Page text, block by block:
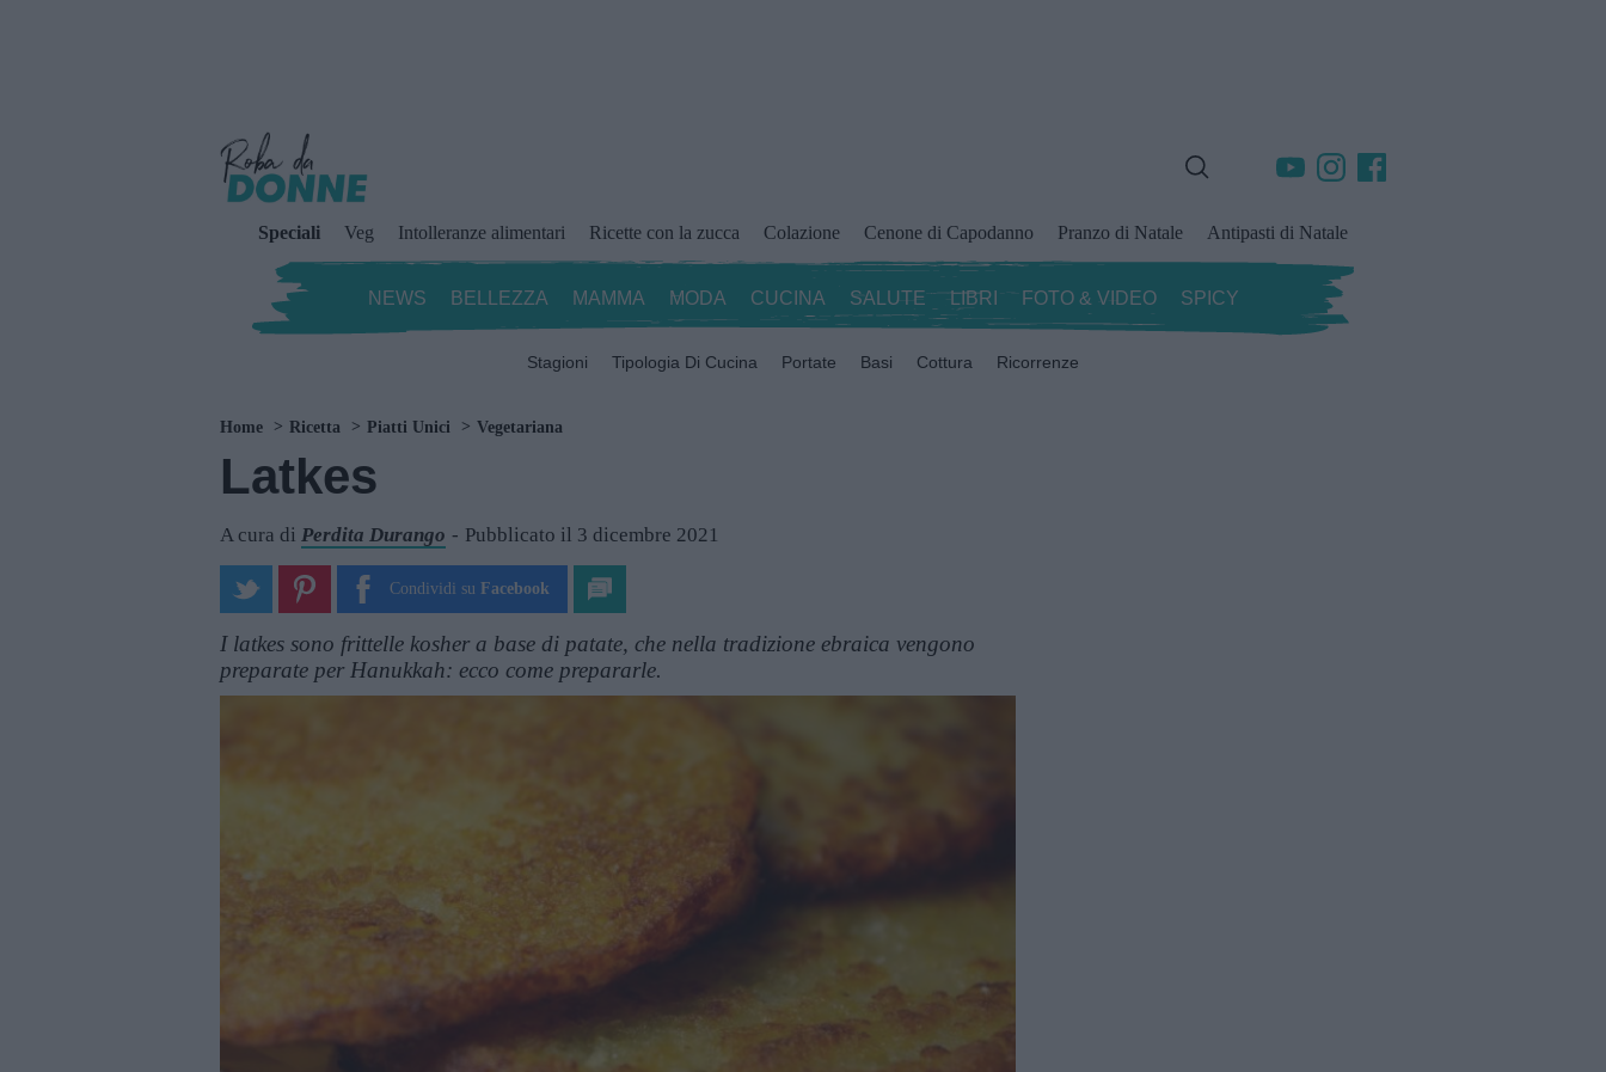
Speciali Veg Intolleranze alimentari Ricette con la zucca Colazione Cenone di Capodanno Pranzo di Natale Antipasti di Natale
NEWS BELLEZZA MAMMA MODA CUCINA SALUTE LIBRI FOTO & VIDEO SPICY
Stagioni Tipologia Di Cucina Portate Basi Cottura Ricorrenze
Home Ricetta Piatti Unici Vegetariana
Latkes
A cura di Perdita Durango Pubblicato il 3 dicembre 2021
Condividi su Facebook
I latkes sono frittelle kosher a base di patate, che nella tradizione ebraica vengono
preparate per Hanukkah: ecco come prepararle.